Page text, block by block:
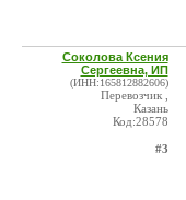
Соколова Ксения
Сергеевна, ИП
(ИНН:165812882606)
Перевозчик ,
Казань
Код:28578
#3